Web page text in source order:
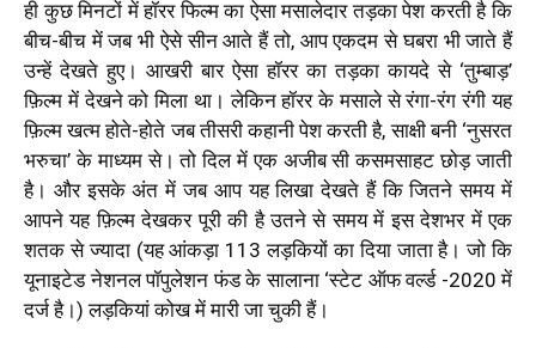
ही कुछ मिनटों में हॉरर फिल्म का ऐसा मसालेदार तड़का पेश करती है कि
बीच-बीच में जब भी ऐसे सीन आते हैं तो, आप एकदम से घबरा भी जाते हैं
उन्हें देखते हुए। आखरी बार ऐसा हॉरर का तड़का कायदे से ‘तुम्बाड़’
फ़िल्म में देखने को मिला था। लेकिन हॉरर के मसाले से रंगा-रंग रंगी यह
फ़िल्म खत्म होते-होते जब तीसरी कहानी पेश करती है, साक्षी बनी ‘नुसरत
भरुचा’ के माध्यम से। तो दिल में एक अजीब सी कसमसाहट छोड़ जाती
है। और इसके अंत में जब आप यह लिखा देखते हैं कि जितने समय में
आपने यह फ़िल्म देखकर पूरी की है उतने से समय में इस देशभर में एक
शतक से ज्यादा (यह आंकड़ा 113 लड़कियों का दिया जाता है। जो कि
यूनाइटेड नेशनल पॉपुलेशन फंड के सालाना ‘स्टेट ऑफ वर्ल्ड -2020 में
दर्ज है।) लड़कियां कोख में मारी जा चुकी हैं।